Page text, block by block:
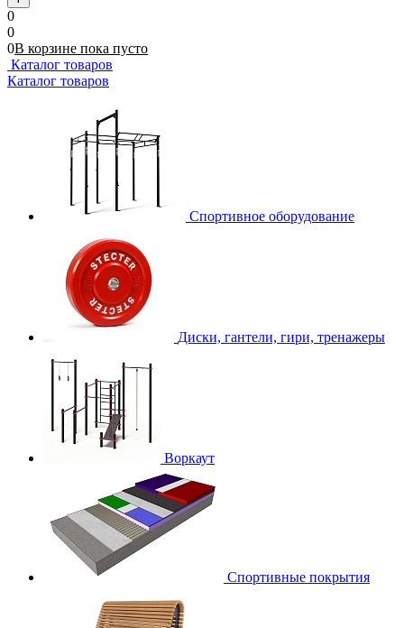
0
0
0В корзине пока пусто
Каталог товаров
Каталог товаров
Спортивное оборудование
Диски, гантели, гири, тренажеры
Воркаут
Спортивные покрытия